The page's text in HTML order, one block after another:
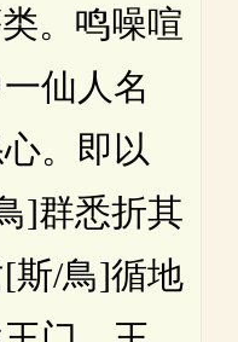
。鸣噪喧
仙人名
。即以
]群悉折其
斯/鳥]循地